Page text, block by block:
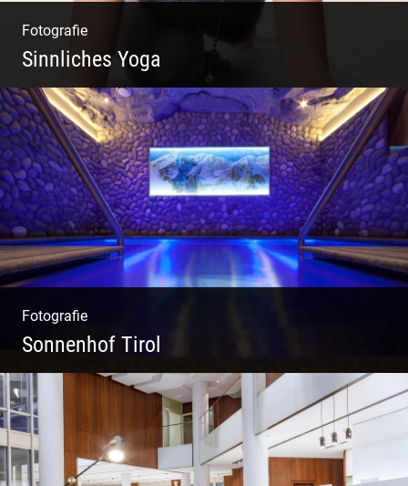
Fotografie
Sinnliches Yoga
Tantrisches Yoga voller Poesie und
Sinnlichkeit
Fotografie
Sonnenhof Tirol
Freundliches Team | Moderne Zimmer |
Luxuriöser Spa | Coole Köche